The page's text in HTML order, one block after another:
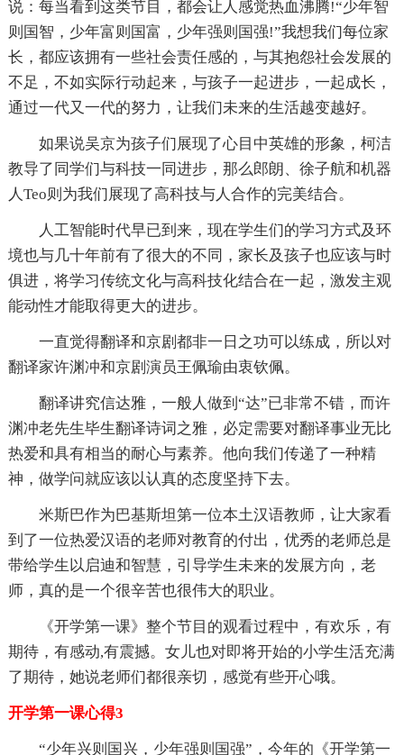
说：每当看到这类节目，都会让人感觉热血沸腾!“少年智
则国智，少年富则国富，少年强则国强!”我想我们每位家
长，都应该拥有一些社会责任感的，与其抱怨社会发展的
不足，不如实际行动起来，与孩子一起进步，一起成长，
通过一代又一代的努力，让我们未来的生活越变越好。
如果说吴京为孩子们展现了心目中英雄的形象，柯洁
教导了同学们与科技一同进步，那么郎朗、徐子航和机器
人Teo则为我们展现了高科技与人合作的完美结合。
人工智能时代早已到来，现在学生们的学习方式及环
境也与几十年前有了很大的不同，家长及孩子也应该与时
俱进，将学习传统文化与高科技化结合在一起，激发主观
能动性才能取得更大的进步。
一直觉得翻译和京剧都非一日之功可以练成，所以对
翻译家许渊冲和京剧演员王佩瑜由衷钦佩。
翻译讲究信达雅，一般人做到“达”已非常不错，而许
渊冲老先生毕生翻译诗词之雅，必定需要对翻译事业无比
热爱和具有相当的耐心与素养。他向我们传递了一种精
神，做学问就应该以认真的态度坚持下去。
米斯巴作为巴基斯坦第一位本土汉语教师，让大家看
到了一位热爱汉语的老师对教育的付出，优秀的老师总是
带给学生以启迪和智慧，引导学生未来的发展方向，老
师，真的是一个很辛苦也很伟大的职业。
《开学第一课》整个节目的观看过程中，有欢乐，有
期待，有感动,有震撼。女儿也对即将开始的小学生活充满
了期待，她说老师们都很亲切，感觉有些开心哦。
开学第一课心得3
“少年兴则国兴，少年强则国强”，今年的《开学第一